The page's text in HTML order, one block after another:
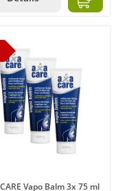
Vapo Balm 3x 75 ml